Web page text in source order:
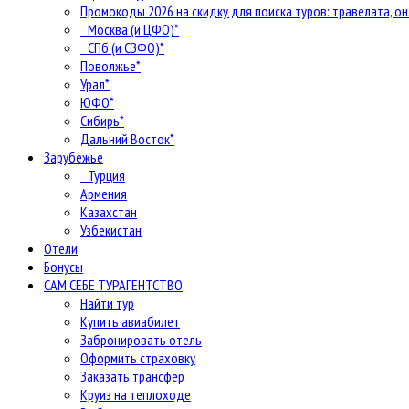
Промокоды 2026 на скидку для поиска туров: травелата,
Москва (и ЦФО)*
СПб (и СЗФО)*
Поволжье*
Урал*
ЮФО*
Сибирь*
Дальний Восток*
Зарубежье
Турция
Армения
Казахстан
Узбекистан
Отели
Бонусы
САМ СЕБЕ ТУРАГЕНТСТВО
Найти тур
Купить авиабилет
Забронировать отель
Оформить страховку
Заказать трансфер
Круиз на теплоходе